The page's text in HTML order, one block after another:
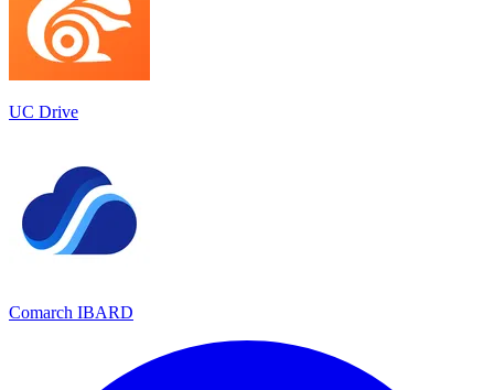
UC Drive
Comarch IBARD